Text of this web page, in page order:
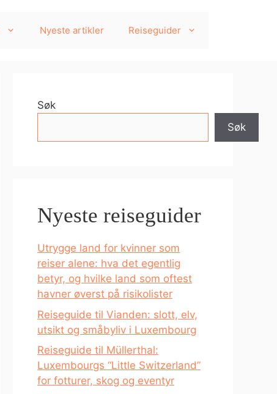
Nyeste artikler Reiseguider
Søk
Søk
Nyeste reiseguider
Utrygge land for kvinner som
reiser alene: hva det egentlig
betyr, og hvilke land som oftest
havner øverst på risikolister
Reiseguide til Vianden: slott, elv,
utsikt og småbyliv i Luxembourg
Reiseguide til Müllerthal:
Luxembourgs “Little Switzerland”
for fotturer, skog og eventyr